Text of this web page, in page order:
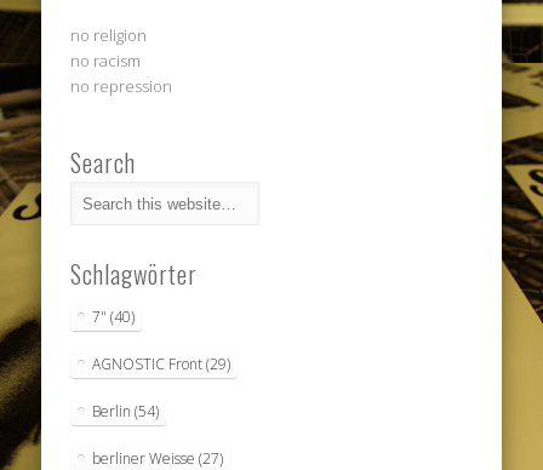
no religion
no racism
no repression
Search
Schlagwörter
7" (40)
AGNOSTIC Front(29)
Berlin (54)
berliner Weisse (27)